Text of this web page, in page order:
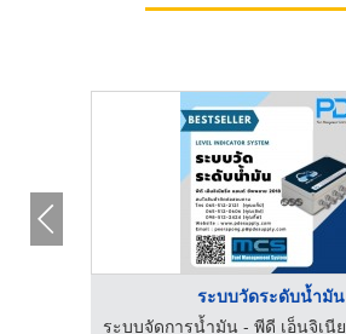
ระบบวัดระดับน้ำมัน